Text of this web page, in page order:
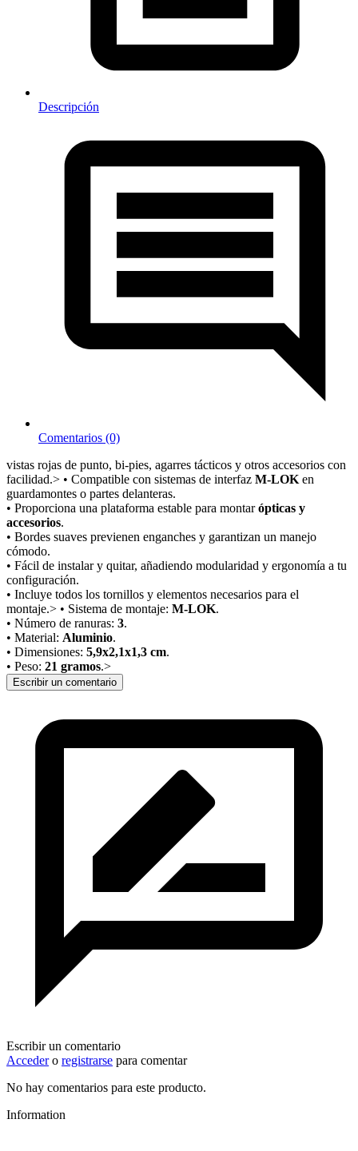
Descripción
Comentarios (0)
vistas rojas de punto, bi-pies, agarres tácticos y otros accesorios con
facilidad.> • Compatible con sistemas de interfaz M-LOK en
guardamontes o partes delanteras.
• Proporciona una plataforma estable para montarópticas y
accesorios.
• Bordes suaves previenen enganches y garantizan un manejo
cómodo.
• Fácil de instalar y quitar, añadiendo modularidad y ergonomía a tu
configuración.
• Incluye todos los tornillos y elementos necesarios para el
montaje.> • Sistema de montaje: M-LOK.
• Número de ranuras: 3.
• Material: Aluminio.
• Dimensiones: 5,9x2,1x1,3 cm.
• Peso: 21 gramos.>
Escribir un comentario
Escribir un comentario
Accedero registrarse para comentar
No hay comentarios para este producto.
Information